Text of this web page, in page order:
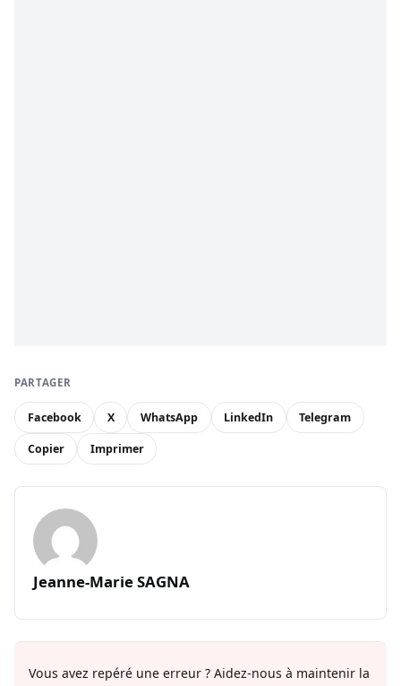
PARTAGER
Facebook X WhatsApp LinkedIn Telegram
Copier Imprimer
Jeanne-Marie SAGNA
Vous avez repéré une erreur ? Aidez-nous à maintenir la